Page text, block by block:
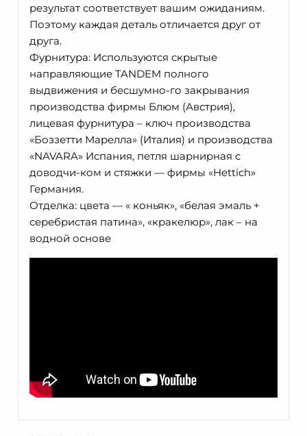
результат соответствует вашим ожиданиям.
Поэтому каждая деталь отличается друг от
друга.
Фурнитура: Используются скрытые
направляющие TANDEM полного
выдвижения и бесшумно-го закрывания
производства фирмы Блюм (Австрия),
лицевая фурнитура – ключ производства
«Боззетти Марелла» (Италия) и производства
«NAVARA» Испания, петля шарнирная с
доводчи-ком и стяжки — фирмы «Hettich»
Германия.
Отделка: цвета — « коньяк», «белая эмаль +
серебристая патина», «кракелюр», лак – на
водной основе